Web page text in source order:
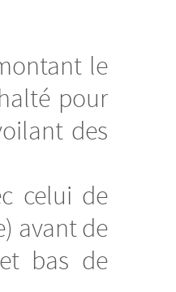
le
pour
des
celui de
avant de
bas de